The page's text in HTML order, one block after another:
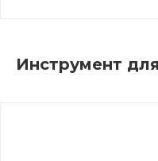
Инструмент